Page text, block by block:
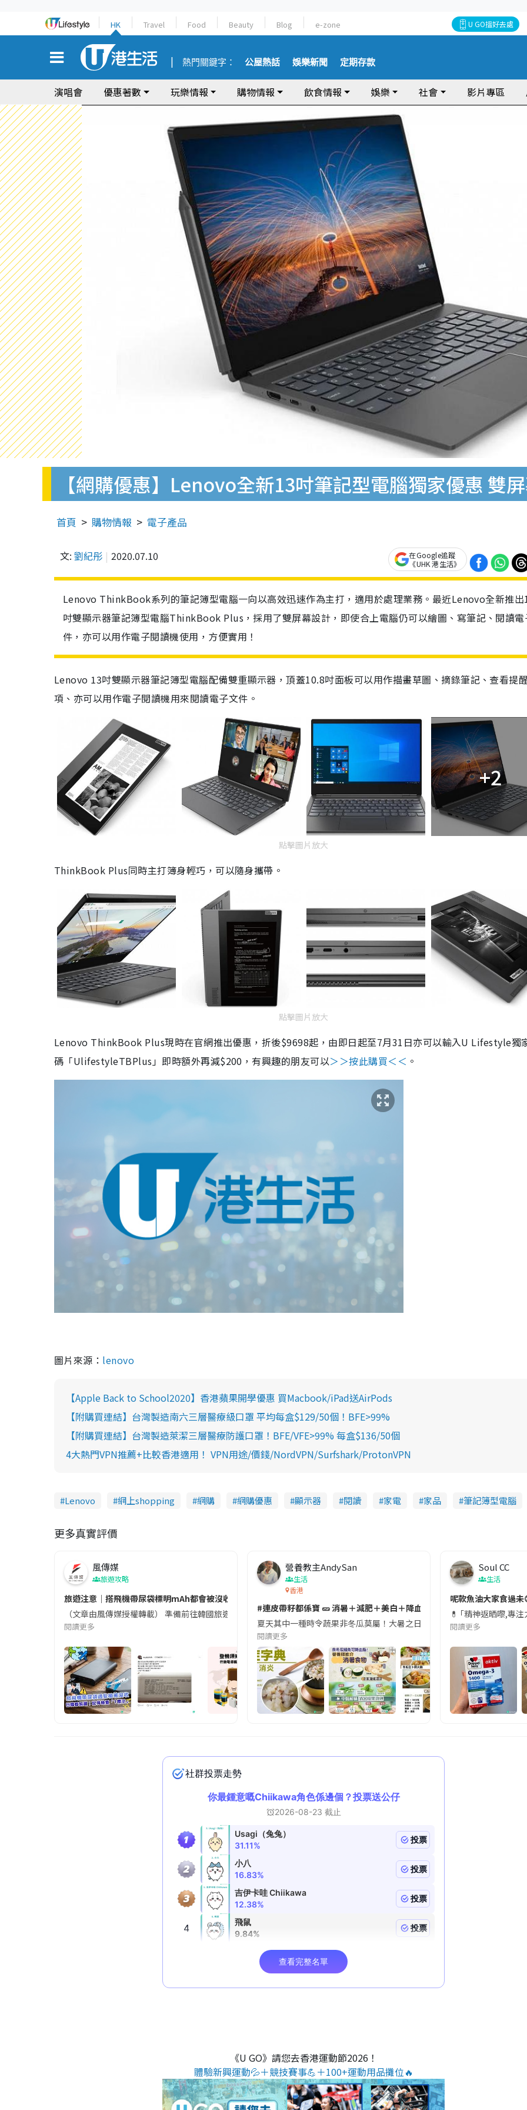
HK Travel Food Beauty Blog e-zone U GO搵好去處
熱門關鍵字： 公屋熱話 娛樂新聞 定期存款
演唱會 優惠著數 玩樂情報 購物情報 飲食情報 娛樂 社會 影片專區
【網購優惠】Lenovo全新13吋筆記型電腦獨家優惠 雙
首頁 購物情報 電子產品
文: 劉紀彤 2020.07.10
在Google追蹤
《UHK 港生活》
Lenovo ThinkBook系列的筆記簿型電腦一向以高效迅速作為主打，適用於處理業務。最近Lenovo全新推出
吋雙顯示器筆記簿型電腦ThinkBook Plus，採用了雙屏幕設計，即使合上電腦仍可以繪圖、寫筆記、閱讀
件，亦可以用作電子閱讀機使用，方便實用！
Lenovo 13吋雙顯示器筆記簿型電腦配備雙重顯示器，頂蓋10.8吋面板可以用作描畫草圖、摘錄筆記、查看提
項、亦可以用作電子閱讀機用來閱讀電子文件。
+2
點擊圖片放大
ThinkBook Plus同時主打簿身輕巧，可以隨身攜帶。
點擊圖片放大
Lenovo ThinkBook Plus現時在官網推出優惠，折後$9698起，由即日起至7月31 日亦可以輸入U Lifestyle獨
碼 「UlifestyleTBPlus」 即時額外再減$200 ，有興趣的朋友可以＞＞按此購買＜＜ 。
圖片來源： lenovo
【Apple Back to School2020】香港蘋果開學優惠 買Macbook/iPad送AirPods
【附購買連結】台灣製造南六三層醫療級口罩 平均每盒$129/50個！BFE>99%
【附購買連結】台灣製造萊潔三層醫療防護口罩！BFE/VFE>99% 每盒$136/50個
4大熱門VPN推薦+比較香港適用！ VPN用途/價錢/NordVPN/Surfshark/ProtonVPN
Lenovo 網上shopping 網購 網購優惠 顯示器 閱讀 家電 家品 筆記簿型電腦
更多真實評價
風傳媒
旅遊攻略
旅遊注意｜搭飛機帶尿袋標明mAh都會被沒收😱出發前切記檢查「1標示」🚨
（文章由風傳媒授權轉載） 準備前往韓國旅遊的民眾，近期要特別留意隨身行李中的行動電源。一名旅客日前在機場安檢
閱讀更多
營養教主AndySan
生活
香港
#連皮帶籽都係寶 🥒 消暑＋減肥＋美白＋降血脂
夏天其中一種時令蔬果非冬瓜莫屬！大暑之日，點都要飲碗冬瓜湯消暑
閱讀更多
Soul CC
生活
呢款魚油大家食過未
💊 ｢精神返晒嚟,專
閱讀更多
《U GO》請您去香港運動節2026！
體驗新興運動💦＋競技賽事💪＋100+運動用品攤位🔥